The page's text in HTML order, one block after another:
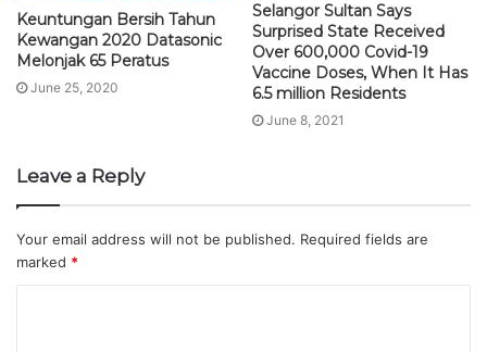
Keuntungan Bersih Tahun
Kewangan 2020 Datasonic
Melonjak 65 Peratus
June 25, 2020
Selangor Sultan Says
Surprised State Received
Over 600,000 Covid-19
Vaccine Doses, When It Has
6.5 million Residents
June 8, 2021
Leave a Reply
Your email address will not be published. Required fields are
marked *